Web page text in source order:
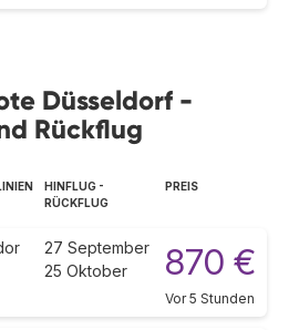
Düsseldorf -
Rückflug
HINFLUG -
RÜCKFLUG
PREIS
27 September
25 Oktober
870 €
Vor 5 Stunden